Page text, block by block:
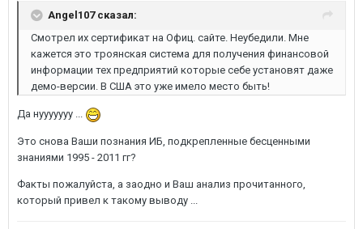
Angel107 сказал:
Смотрел их сертификат на Офиц. сайте. Неубедили. Мне
кажется это троянская система для получения финансовой
информации тех предприятий которые себе установят даже
демо-версии. В США это уже имело место быть!
Да нууууууу ...
Это снова Ваши познания ИБ, подкрепленные бесценными
знаниями 1995 - 2011 гг?
Факты пожалуйста, а заодно и Ваш анализ прочитанного,
который привел к такому выводу ...